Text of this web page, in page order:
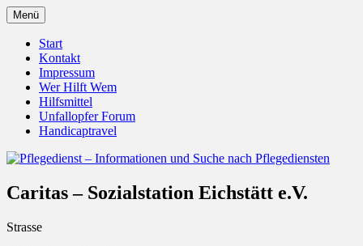
Zum
Inhalt
springen
Pflegedienst – Informationen
und Suche nach Pflegediensten
Unfallopfer – Hilfswerk
Menü
Start
Kontakt
Impressum
Wer Hilft Wem
Hilfsmittel
Unfallopfer Forum
Handicaptravel
Caritas – Sozialstation Eichstätt e.V.
Strasse